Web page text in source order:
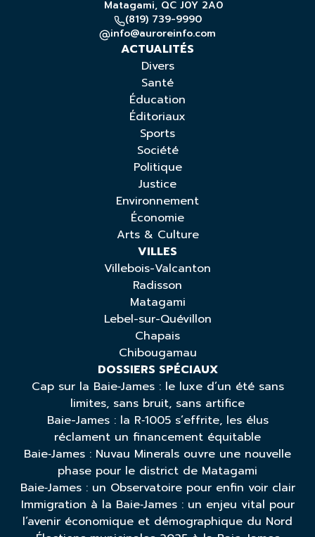
Matagami, QC J0Y 2A0
(819) 739-9990
info@auroreinfo.com
ACTUALITÉS
Divers
Santé
Éducation
Éditoriaux
Sports
Société
Politique
Justice
Environnement
Économie
Arts & Culture
VILLES
Villebois-Valcanton
Radisson
Matagami
Lebel-sur-Quévillon
Chapais
Chibougamau
DOSSIERS SPÉCIAUX
Cap sur la Baie‑James : le luxe d’un été sans
limites, sans bruit, sans artifice
Baie-James : la R‑1005 s’effrite, les élus
réclament un financement équitable
Baie‑James : Nuvau Minerals ouvre une nouvelle
phase pour le district de Matagami
Baie‑James : un Observatoire pour enfin voir clair
Immigration à la Baie‑James : un enjeu vital pour
l’avenir économique et démographique du Nord